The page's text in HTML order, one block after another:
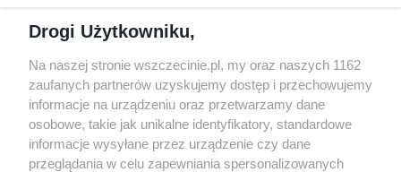
targi
Wernisaże
Więcej
Specjalny koncert z okazji
20. urodzin portalu
wSzczecinie.pl
Regulamin konkursów
śniadaniówka "Hej
Drogi Użytkowniku,
Na naszej stronie wszczecinie.pl, my oraz naszych 1162
zaufanych partnerów uzyskujemy dostęp i przechowujemy
informacje na urządzeniu oraz przetwarzamy dane
osobowe, takie jak unikalne identyfikatory, standardowe
informacje wysyłane przez urządzenie czy dane
przeglądania w celu zapewniania spersonalizowanych